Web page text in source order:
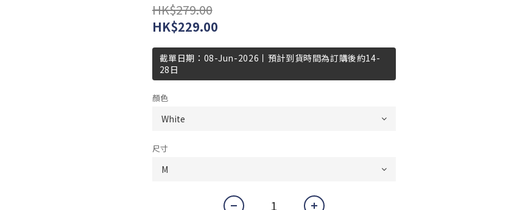
HK$279.00
HK$229.00
截單日期：08-Jun-2026丨預計到貨時間為訂購後約14-
28日
顏色
尺寸